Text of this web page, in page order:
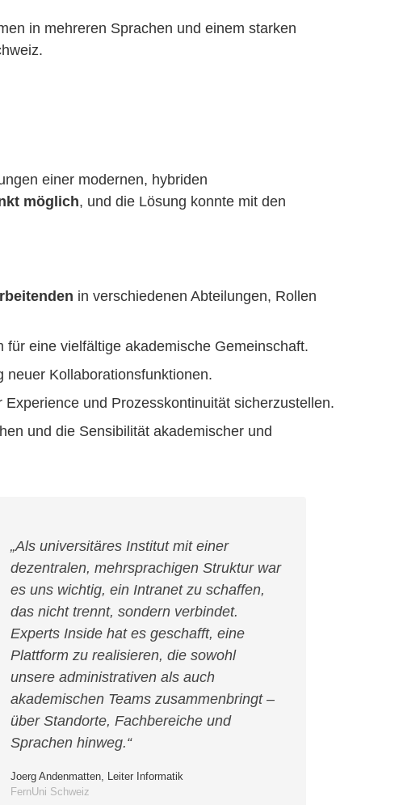
in mehreren Sprachen und einem starken
einer modernen, hybriden
möglich, und die Lösung konnte mit den
in verschiedenen Abteilungen, Rollen
eine vielfältige akademische Gemeinschaft.
neuer Kollaborationsfunktionen.
und Prozesskontinuität sicherzustellen.
und die Sensibilität akademischer und
„Als universitäres Institut mit einer
dezentralen, mehrsprachigen Struktur war
es uns wichtig, ein Intranet zu schaffen,
das nicht trennt, sondern verbindet.
Experts Inside hat es geschafft, eine
Plattform zu realisieren, die sowohl
unsere administrativen als auch
akademischen Teams zusammenbringt –
über Standorte, Fachbereiche und
Sprachen hinweg.“
Joerg Andenmatten, Leiter Informatik
FernUni Schweiz